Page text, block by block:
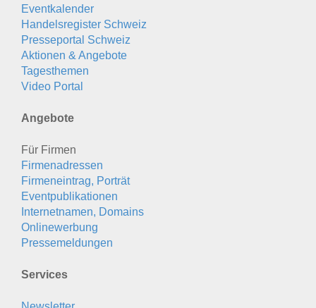
Eventkalender
Handelsregister Schweiz
Presseportal Schweiz
Aktionen & Angebote
Tagesthemen
Video Portal
Angebote
Für Firmen
Firmenadressen
Firmeneintrag, Porträt
Eventpublikationen
Internetnamen, Domains
Onlinewerbung
Pressemeldungen
Services